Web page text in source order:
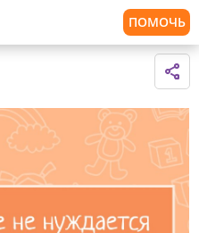
ПОМОЧЬ